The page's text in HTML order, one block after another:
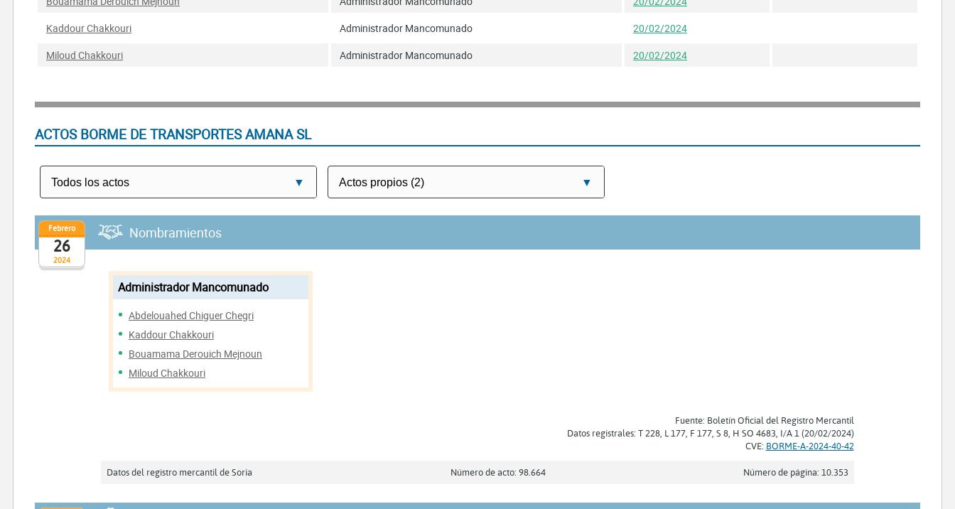
Kaddour Chakkouri
Administrador Mancomunado
20/02/2024
Miloud Chakkouri
Administrador Mancomunado 20/02/2024
ACTOS BORME DE TRANSPORTES AMANA SL
2024
Febrero
26
Nombramientos
Administrador Mancomunado
Abdelouahed Chiguer Chegri
Kaddour Chakkouri
Bouamama Derouich Mejnoun
Miloud Chakkouri
Fuente: Boletín Oficial del Registro Mercantil
Datos registrales: T 228, L 177, F 177, S 8, H SO 4683, I/A 1 (20/02/2024)
CVE: BORME-A-2024-40-42
Datos del registro mercantil de Soria Número de acto: 98.664 Número de página: 10.353